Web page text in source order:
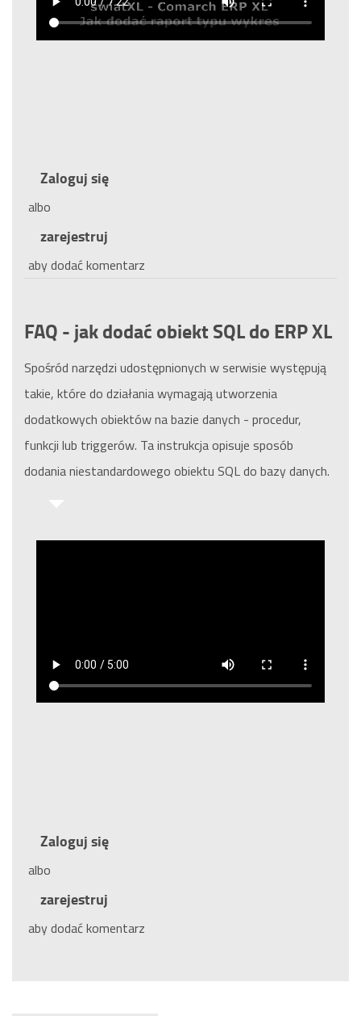
Zaloguj się
albo
zarejestruj
aby dodać komentarz
FAQ - jak dodać obiekt SQL do ERP XL
Spośród narzędzi udostępnionych w serwisie występują
takie, które do działania wymagają utworzenia
dodatkowych obiektów na bazie danych - procedur,
funkcji lub triggerów. Ta instrukcja opisuje sposób
dodania niestandardowego obiektu SQL do bazy danych.
Zaloguj się
albo
zarejestruj
aby dodać komentarz